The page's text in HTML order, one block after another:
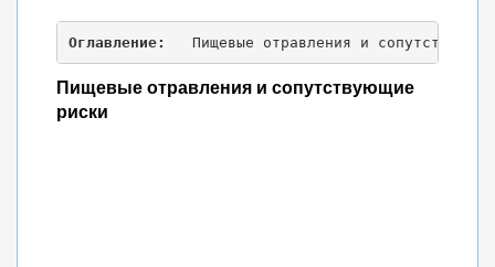
Оглавление:
Пищевые отравления и
Пищевые отравления и сопутствующие
риски